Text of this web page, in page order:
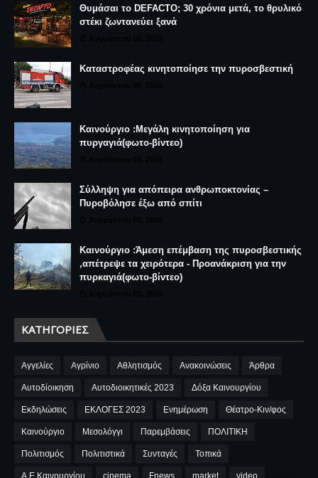
Θυμάσαι το DEFACTO; 30 χρόνια μετά, το θρυλικό
στέκι ζωντανεύει ξανά
Καταστροφέας κινητοποίησε την πυροσβεστική
Καινούργιο :Μεγάλη κινητοποίηση για
πυργαγιά(φωτο-βίντεο)
Σύλληψη για απόπειρα ανθρωποκτονίας –
Πυροβόλησε έξω από σπίτι
Καινούργιο :Άμεση επέμβαση της πυροσβεστικής
,απέτρεψε τα χειρότερα - Προανάκριση για την
πυρκαγιά(φωτο-βίντεο)
ΚΑΤΗΓΟΡΊΕΣ
Αγγελίες Αγρίνιο Αθλητισμός Ανακοινώσεις Άρθρα
Αυτοδίοικηση Αυτοδιοικητικές 2023 Δόξα Καινουργίου
Εκδηλώσεις ΕΚΛΟΓΕΣ 2023 Ενημέρωση Θέατρο-Κιν/φος
Καινούργιο Μεσολόγγι Παρεμβάσεις ΠΟΛΙΤΙΚΗ
Πολιτισμός Πολιτιστικά Συνταγές Τοπικά
A.E.Καινουργίου cinema Fnews market video